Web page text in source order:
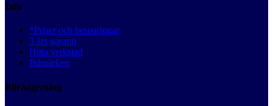
Info
*Priser och besparingar
3 års garanti
Hitta verkstad
Bilmärken
Bilrådgivning